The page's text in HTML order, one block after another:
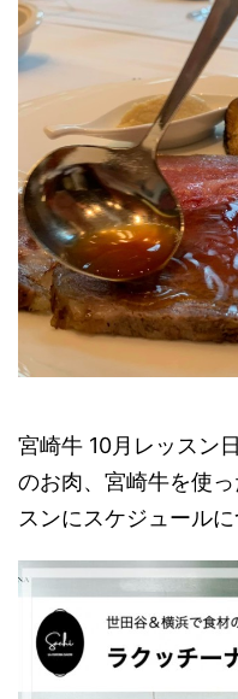
宮崎牛 10月レッスン
のお肉、宮崎牛を使
スンにスケジュール